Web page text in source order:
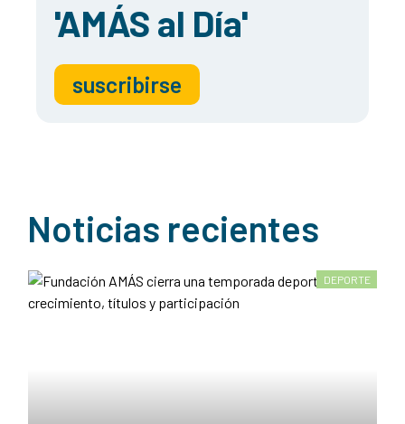
'AMÁS al Día'
suscribirse
Noticias recientes
DEPORTE